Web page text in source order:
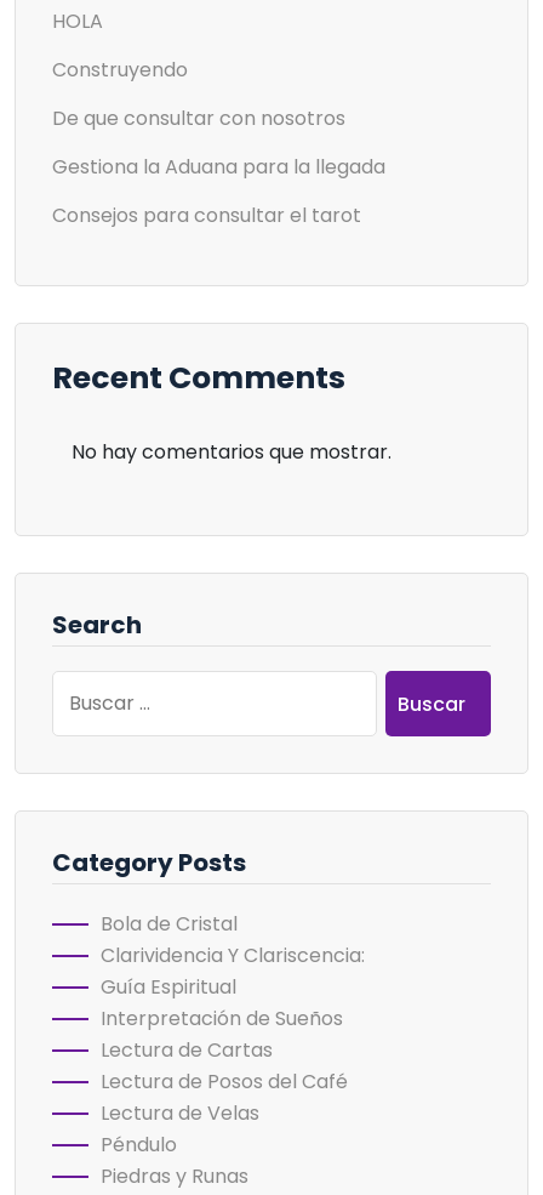
HOLA
Construyendo
De que consultar con nosotros
Gestiona la Aduana para la llegada
Consejos para consultar el tarot
Recent Comments
No hay comentarios que mostrar.
Search
Category Posts
Bola de Cristal
Clarividencia Y Clariscencia:
Guía Espiritual
Interpretación de Sueños
Lectura de Cartas
Lectura de Posos del Café
Lectura de Velas
Péndulo
Piedras y Runas